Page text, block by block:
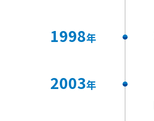
1998年
2003年